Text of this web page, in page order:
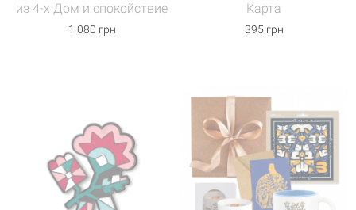
из 4-х Дом и спокойствие
1 080 грн
Карта
395 грн